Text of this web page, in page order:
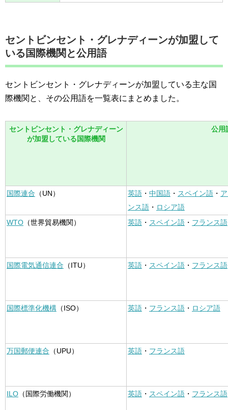
セントビンセント・グレナディーンが加盟して
いる国際機関と公用語
セントビンセント・グレナディーンが加盟している主な国
際機関と、その公用語を一覧表にまとめました。
セントビンセント・グレナディーン
が加盟している国際機関
公用
国際連合 （UN） 英語 ・ 中国語 ・ スペイン語 ・
ンス語 ・ ロシア語
WTO （世界貿易機関） 英語 ・ スペイン語 ・ フランス語
国際電気通信連合 （ITU） 英語 ・ スペイン語 ・ フランス語
国際標準化機構 （ISO） 英語 ・ フランス語 ・ ロシア語
万国郵便連合 （UPU） 英語 ・ フランス語
ILO （国際労働機関） 英語 ・ スペイン語 ・ フランス語